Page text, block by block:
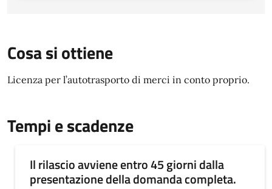
Cosa si ottiene
Licenza per l’autotrasporto di merci in conto proprio.
Tempi e scadenze
Il rilascio avviene entro 45 giorni dalla
presentazione della domanda completa.